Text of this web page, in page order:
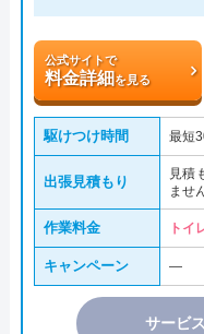
公式サイトで
料金詳細を見る
駆けつけ時間 最短
出張見積もり
見積
ませ
作業料金 トイ
キャンペーン ―
サービ